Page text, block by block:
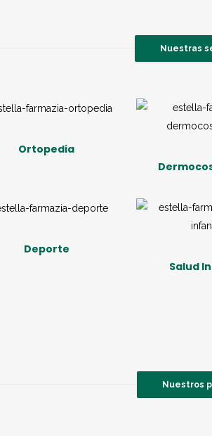
Nuestras
Ortopedia
Deporte
Salud
Nuestros